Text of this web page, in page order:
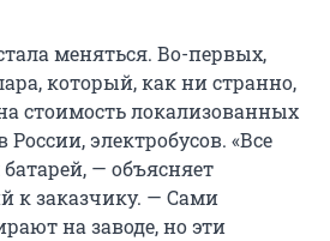
меняться. Во-первых,
который, как ни странно,
стоимость локализованных
России, электробусов. «Все
— объясняет
к заказчику. — Сами
на заводе, но эти